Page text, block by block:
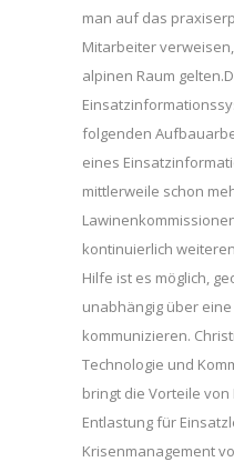
man auf das
Mitarbeiter
alpinen Raum
folgenden
eines
mittlerweile schon
kontinuierlich
Hilfe ist es möglich,
unabhängig über
kommunizieren.
Technologie und
bringt die Vorteile von
Entlastung für
Krisenmanagement